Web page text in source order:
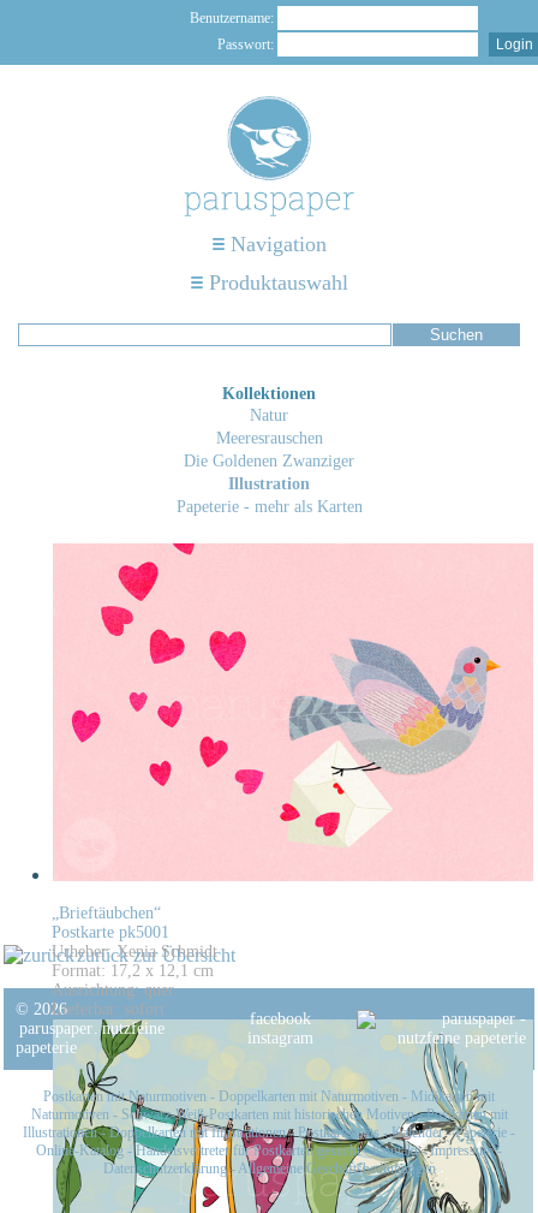
Benutzername:
Passwort:
Navigation
Produktauswahl
Kollektionen
Natur
Meeresrauschen
Die Goldenen Zwanziger
Illustration
Papeterie - mehr als Karten
„Brieftäubchen“
Postkarte pk5001
Urheber: Xenia Schmidt
Format: 17,2 x 12,1 cm
Ausrichtung: quer
Lieferbar: sofort
zurück zur Übersicht
© 2026
paruspaper. nutzfeine
papeterie
facebook
instagram
Postkarten mit Naturmotiven - Doppelkarten mit Naturmotiven - Midikarten mit
Naturmotiven - Schwarz-Weiß-Postkarten mit historischen Motiven-Postkarten mit
Illustrationen-Doppelkarten mit Illustrationen-Postkartensets-Kalender-Papeterie -
Online-Katalog -Handelsvertreter für Postkarten gesucht-Kontakt-Impressum-
Datenschutzerklärung- Allgemeine Geschäftsbedingungen